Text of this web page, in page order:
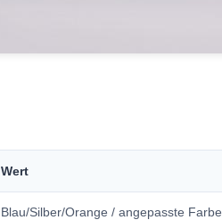
Wert
Blau/Silber/Orange / angepasste Farbe